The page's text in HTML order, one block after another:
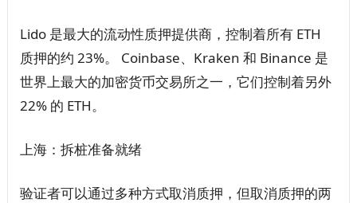
Lido 是最大的流动性质押提供商，控制着所有 ETH
质押的约 23%。 Coinbase、Kraken 和 Binance 是
世界上最大的加密货币交易所之一，它们控制着另外
22% 的 ETH。
上海：拆桩准备就绪
验证者可以通过多种方式取消质押，但取消质押的两